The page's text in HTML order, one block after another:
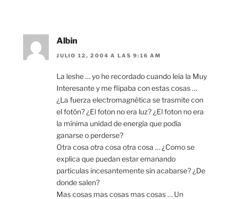
Albin
JULIO 12, 2004 A LAS 9:16 AM
La leshe … yo he recordado cuando leía la Muy
Interesante y me flipaba con estas cosas …
¿La fuerza electromagnética se trasmite con
el fotón? ¿El foton no era luz? ¿El foton no era
la mínima unidad de energía que podía
ganarse o perderse?
Otra cosa otra cosa otra cosa … ¿Como se
explica que puedan estar emanando
particulas incesantemente sin acabarse? ¿De
donde salen?
Mas cosas mas cosas mas cosas … Un